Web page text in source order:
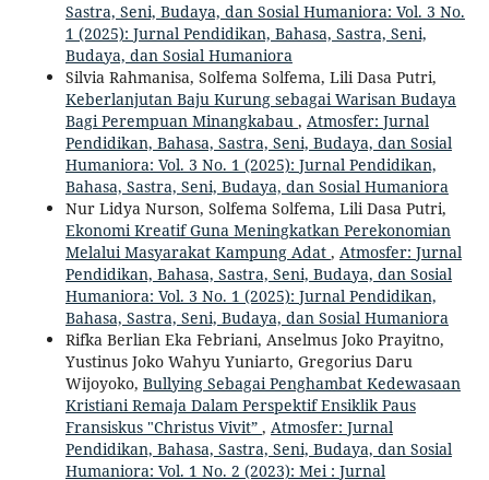
Sastra, Seni, Budaya, dan Sosial Humaniora: Vol. 3 No.
1 (2025): Jurnal Pendidikan, Bahasa, Sastra, Seni,
Budaya, dan Sosial Humaniora
Silvia Rahmanisa, Solfema Solfema, Lili Dasa Putri,
Keberlanjutan Baju Kurung sebagai Warisan Budaya
Bagi Perempuan Minangkabau , Atmosfer: Jurnal
Pendidikan, Bahasa, Sastra, Seni, Budaya, dan Sosial
Humaniora: Vol. 3 No. 1 (2025): Jurnal Pendidikan,
Bahasa, Sastra, Seni, Budaya, dan Sosial Humaniora
Nur Lidya Nurson, Solfema Solfema, Lili Dasa Putri,
Ekonomi Kreatif Guna Meningkatkan Perekonomian
Melalui Masyarakat Kampung Adat , Atmosfer: Jurnal
Pendidikan, Bahasa, Sastra, Seni, Budaya, dan Sosial
Humaniora: Vol. 3 No. 1 (2025): Jurnal Pendidikan,
Bahasa, Sastra, Seni, Budaya, dan Sosial Humaniora
Rifka Berlian Eka Febriani, Anselmus Joko Prayitno,
Yustinus Joko Wahyu Yuniarto, Gregorius Daru
Wijoyoko, Bullying Sebagai Penghambat Kedewasaan
Kristiani Remaja Dalam Perspektif Ensiklik Paus
Fransiskus "Christus Vivit” , Atmosfer: Jurnal
Pendidikan, Bahasa, Sastra, Seni, Budaya, dan Sosial
Humaniora: Vol. 1 No. 2 (2023): Mei : Jurnal